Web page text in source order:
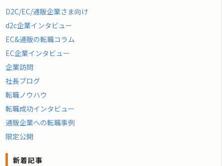
D2C/EC/通販企業さま向け
d2c企業インタビュー
EC&通販の転職コラム
EC企業インタビュー
企業訪問
社長ブログ
転職ノウハウ
転職成功インタビュー
通販企業への転職事例
限定公開
新着記事